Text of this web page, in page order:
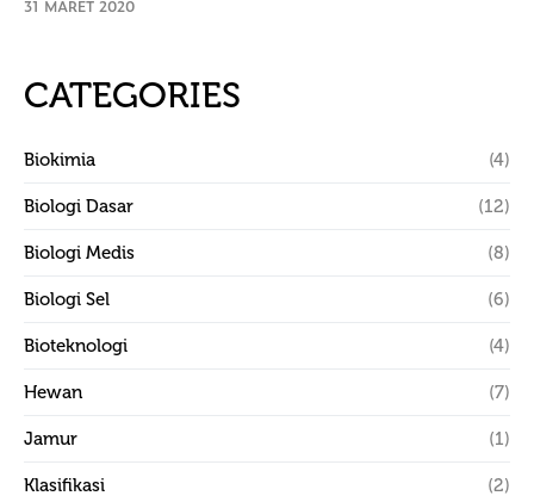
31 MARET 2020
CATEGORIES
Biokimia (4)
Biologi Dasar (12)
Biologi Medis (8)
Biologi Sel (6)
Bioteknologi (4)
Hewan (7)
Jamur (1)
Klasifikasi (2)